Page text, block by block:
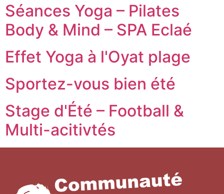
Séances Yoga – Pilates
Body & Mind – SPA Eclaé
Effet Yoga à l'Oyat plage
Sportez-vous bien été
Stage d'Été – Football &
Multi-acitivtés